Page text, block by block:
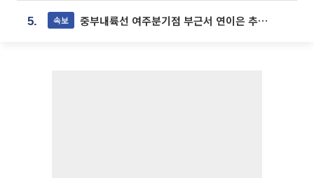
5. 속보 중부내륙선 여주분기점 부근서 연이은 추돌사고 발생